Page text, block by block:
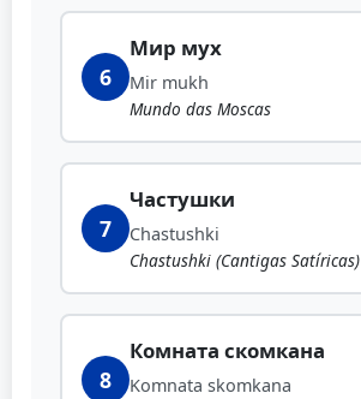
6
Мир мух
Mir mukh
Mundo das Moscas
7
Частушки
Chastushki
Chastushki (Cantigas Satíricas)
8
Комната скомкана
Komnata skomkana